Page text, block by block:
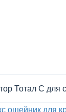
Тотал С для